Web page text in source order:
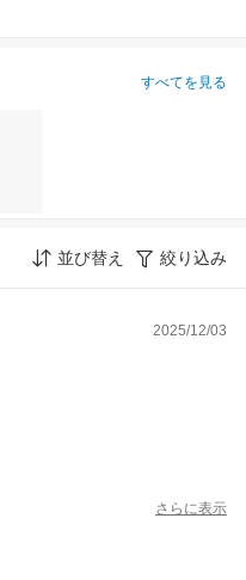
すべてを見る
並び替え 絞り込み
2025/12/03
度も購入したいと思ってい
さらに表示